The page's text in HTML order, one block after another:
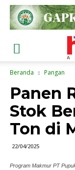
Beranda Pangan
Panen
Stok
Ton di
22/04/2025
Program Makmur PT